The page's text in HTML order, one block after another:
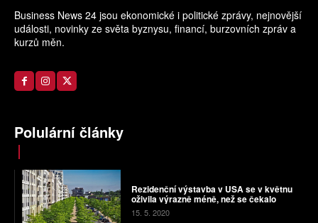
Business News 24 jsou ekonomické i politické zprávy, nejnovější
události, novinky ze světa byznysu, financí, burzovních zpráv a
kurzů měn.
Polulární články
Rezidenční výstavba v USA se v květnu
oživila výrazně méně, než se čekalo
15. 5. 2020